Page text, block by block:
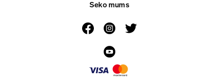
Seko mums